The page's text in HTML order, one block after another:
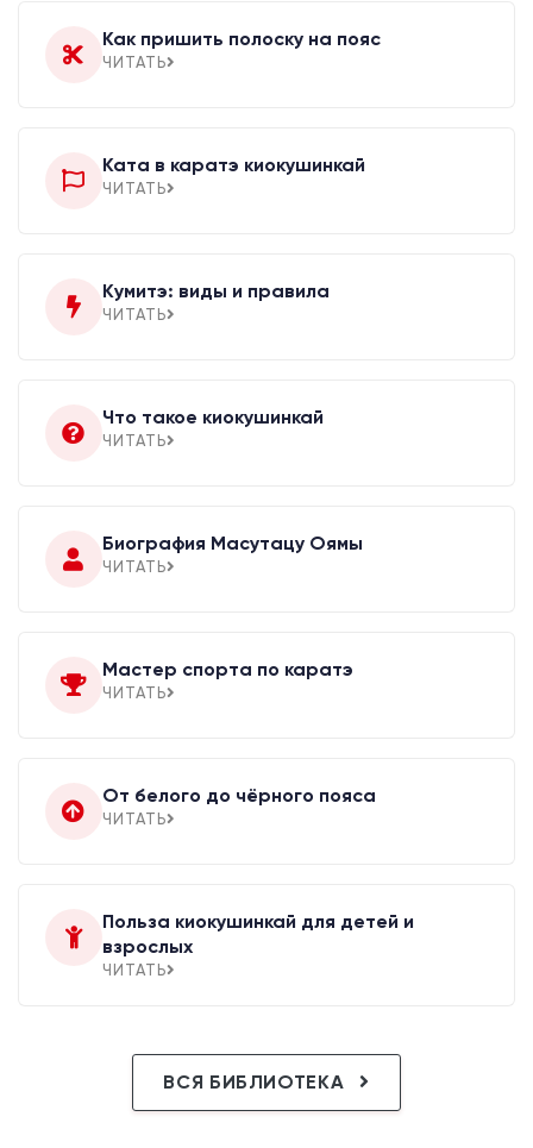
Как пришить полоску на пояс
ЧИТАТЬ
Ката в каратэ киокушинкай
ЧИТАТЬ
Кумитэ: виды и правила
ЧИТАТЬ
Что такое киокушинкай
ЧИТАТЬ
Биография Масутацу Оямы
ЧИТАТЬ
Мастер спорта по каратэ
ЧИТАТЬ
От белого до чёрного пояса
ЧИТАТЬ
Польза киокушинкай для детей и
взрослых
ЧИТАТЬ
ВСЯ БИБЛИОТЕКА